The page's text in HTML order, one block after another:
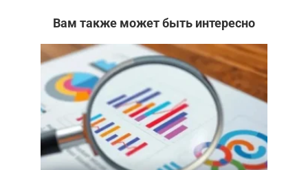
Вам также может быть интересно